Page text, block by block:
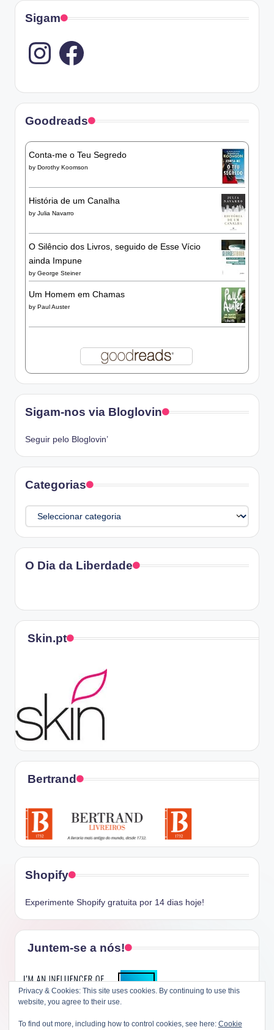
Sigam
Instagram
Goodreads
Conta-me o Teu Segredo
by Dorothy Koomson
História de um Canalha
by Julia Navarro
O Silêncio dos Livros, seguido de Esse Vício
ainda Impune
by George Steiner
Um Homem em Chamas
by Paul Auster
Sigam-nos via Bloglovin
Seguir pelo Bloglovin’
Categorias
Categorias
O Dia da Liberdade
Skin.pt
Bertrand
Shopify
Experimente Shopify gratuita por 14 dias hoje!
Juntem-se a nós!
Privacy & Cookies: This site uses cookies. By continuing to use this
website, you agree to their use.
To find out more, including how to control cookies, see here: Cookie